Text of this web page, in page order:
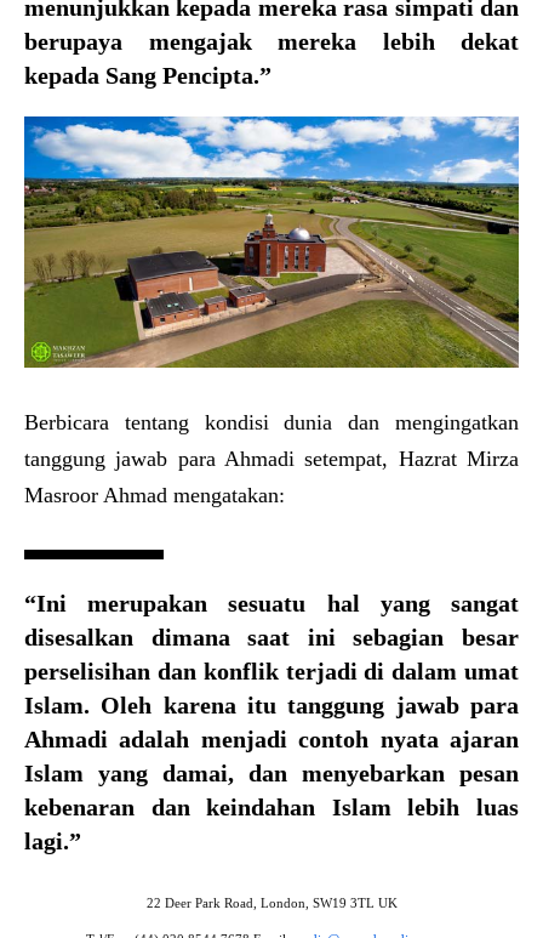
menunjukkan kepada mereka rasa simpati dan
berupaya mengajak mereka lebih dekat
kepada Sang Pencipta.”
Berbicara tentang kondisi dunia dan mengingatkan
tanggung jawab para Ahmadi setempat, Hazrat Mirza
Masroor Ahmad mengatakan:
“Ini merupakan sesuatu hal yang sangat
disesalkan dimana saat ini sebagian besar
perselisihan dan konflik terjadi di dalam umat
Islam. Oleh karena itu tanggung jawab para
Ahmadi adalah menjadi contoh nyata ajaran
Islam yang damai, dan menyebarkan pesan
kebenaran dan keindahan Islam lebih luas
lagi.”
22 Deer Park Road, London, SW19 3TL UK